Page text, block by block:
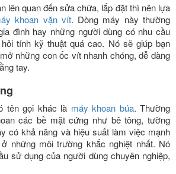
lên quan đến sửa chữa, lắp đặt thì nên lựa
khoan vặn vít. Dòng máy này thường
đình hay những người dùng có nhu cầu
tính kỹ thuật quá cao. Nó sẽ giúp bạn
những con ốc vít nhanh chóng, dễ dàng
tay.
tên gọi khác là máy khoan búa. Thường
các bề mặt cứng như bê tông, tường
có khả năng và hiệu suất làm việc mạnh
những môi trường khắc nghiệt nhất. Nó
sử dụng của người dùng chuyên nghiệp,